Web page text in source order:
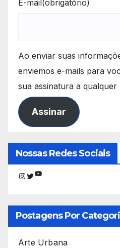
E-mail(obrigatório)
Ao enviar suas
enviemos e-mails para
sua assinatura a qualquer
Assinar
Nossas Redes Sociais
Instagram
Twitter
Youtube
Postagens Por
Arte Urbana